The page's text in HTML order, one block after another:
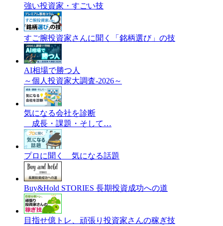
強い投資家・すごい技
すご腕投資家さんに聞く「銘柄選び」の技
AI相場で勝つ人
～個人投資家大調査-2026～
気になる会社を診断
成長・課題・そして…
プロに聞く 気になる話題
Buy&Hold STORIES 長期投資成功への道
目指せ億トレ、頑張り投資家さんの稼ぎ技